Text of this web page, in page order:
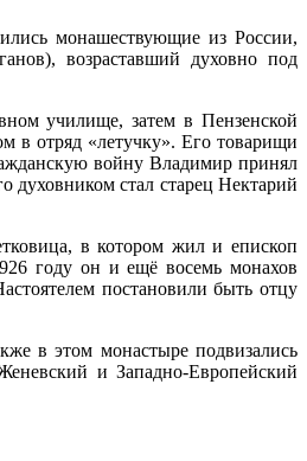
монашествующие из России,
возраставший духовно под
училище, затем в Пензенской
в отряд «летучку». Его товарищи
войну Владимир принял
духовником стал старец Нектарий
в котором жил и епископ
году он и ещё восемь монахов
постановили быть отцу
в этом монастыре подвизались
и Западно-Европейский